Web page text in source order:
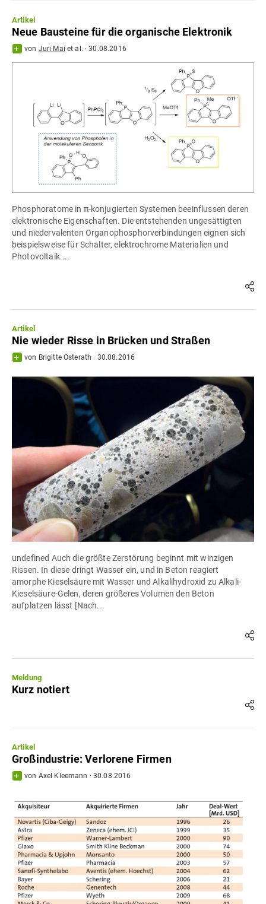
Artikel
Neue Bausteine für die organische Elektronik
von Juri Mai et al. ·30.08.2016
Phosphoratome in π-konjugierten Systemen beeinflussen deren
elektronische Eigenschaften. Die entstehenden ungesättigten
und niedervalenten Organophosphorverbindungen eignen sich
beispielsweise für Schalter, elektrochrome Materialien und
Photovoltaik....
Artikel
Nie wieder Risse in Brücken und Straßen
von Brigitte Osterath · 30.08.2016
undefined Auch die größte Zerstörung beginnt mit winzigen
Rissen. In diese dringt Wasser ein, und in Beton reagiert
amorphe Kieselsäure mit Wasser und Alkalihydroxid zu Alkali-
Kieselsäure-Gelen, deren größeres Volumen den Beton
aufplatzen lässt [Nach...
Meldung
Kurz notiert
Artikel
Großindustrie: Verlorene Firmen
von Axel Kleemann ·30.08.2016